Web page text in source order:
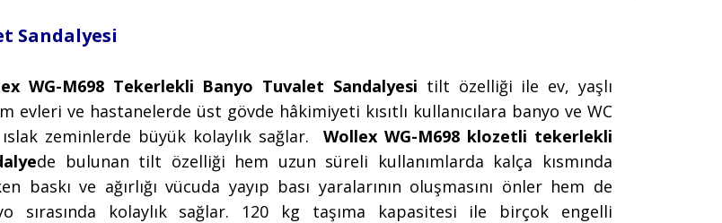
Sandalyesi
WG-M698 Tekerlekli Banyo Tuvalet Sandalyesi tilt özelliği ile ev, yaşlı
evleri ve hastanelerde üst gövde hâkimiyeti kısıtlı kullanıcılara banyo ve WC
zeminlerde büyük kolaylık sağlar. Wollex WG-M698 klozetli tekerlekli
de bulunan tilt özelliği hem uzun süreli kullanımlarda kalça kısmında
baskı ve ağırlığı vücuda yayıp bası yaralarının oluşmasını önler hem de
sırasında kolaylık sağlar. 120 kg taşıma kapasitesi ile birçok engelli